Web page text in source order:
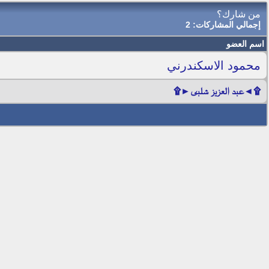
من شارك؟
إجمالي المشاركات: 2
اسم العضو
محمود الاسكندرني
۩◄عبد العزيز شلبى►۩